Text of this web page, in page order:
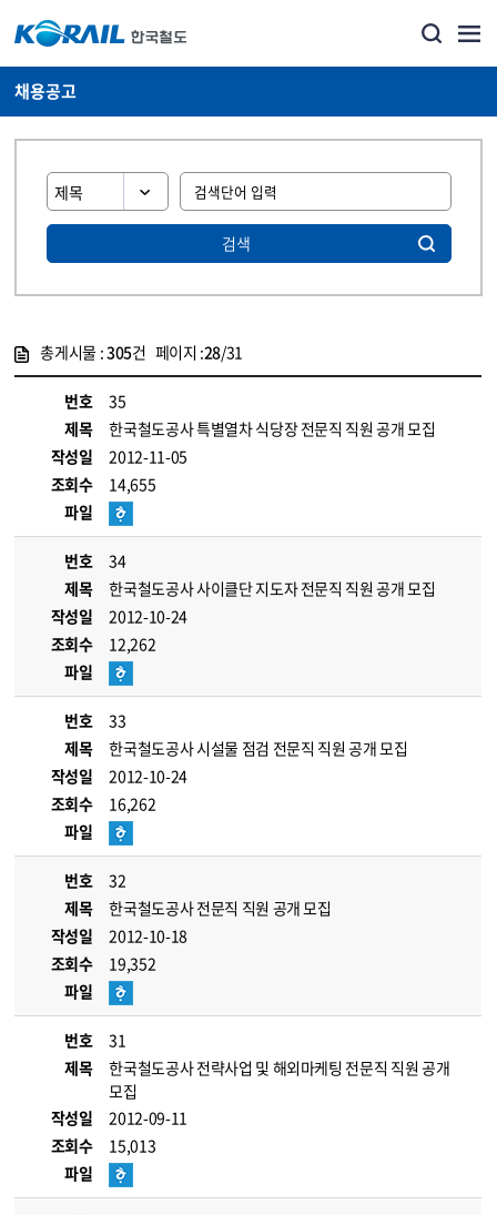
채용공고
검색
총게시물 :305건 페이지 :28/31
번호
35
제목
한국철도공사 특별열차 식당장 전문직 직원 공개 모집
작성일
2012-11-05
조회수
14,655
파일
번호
34
제목
한국철도공사 사이클단 지도자 전문직 직원 공개 모집
작성일
2012-10-24
조회수
12,262
파일
번호
33
제목
한국철도공사 시설물 점검 전문직 직원 공개 모집
작성일
2012-10-24
조회수
16,262
파일
번호
32
제목
한국철도공사 전문직 직원 공개 모집
작성일
2012-10-18
조회수
19,352
파일
번호
31
제목
한국철도공사 전략사업 및 해외마케팅 전문직 직원 공개
모집
작성일
2012-09-11
조회수
15,013
파일